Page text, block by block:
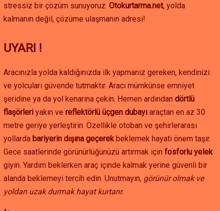
stressiz bir çözüm sunuyoruz. Otokurtarma.net, yolda
kalmanın değil, çözüme ulaşmanın adresi!
UYARI !
Aracınızla yolda kaldığınızda ilk yapmanız gereken, kendinizi
ve yolcuları güvende tutmaktır. Aracı mümkünse emniyet
şeridine ya da yol kenarına çekin. Hemen ardından dörtlü
flaşörleri yakın ve reflektörlü üçgen dubayı araçtan en az 30
metre geriye yerleştirin. Özellikle otoban ve şehirlerarası
yollarda bariyerin dışına geçerek beklemek hayati önem taşır.
Gece saatlerinde görünürlüğünüzü artırmak için fosforlu yelek
giyin. Yardım beklerken araç içinde kalmak yerine güvenli bir
alanda beklemeyi tercih edin. Unutmayın, görünür olmak ve
yoldan uzak durmak hayat kurtarır.